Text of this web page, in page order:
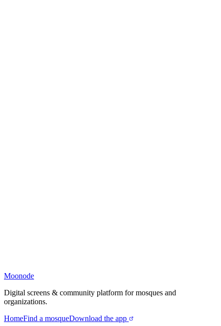
Moonode
Digital screens & community platform for mosques and
organizations.
HomeFind a mosqueDownload the app